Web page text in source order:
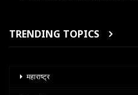
TRENDING TOPICS
महाराष्ट्र